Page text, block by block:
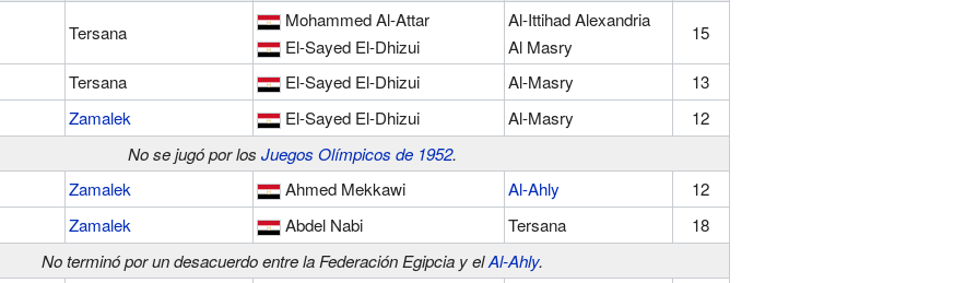
Tersana
Mohammed Al-Attar
El-Sayed El-Dhizui
Al-Ittihad Alexandria
Al Masry
15
Tersana El-Sayed El-Dhizui Al-Masry
13
Zamalek El-Sayed El-Dhizui Al-Masry
12
No se jugó por losJuegos Olímpicos de 1952.
Zamalek Ahmed Mekkawi Al-Ahly
12
Zamalek Abdel Nabi Tersana
18
No terminó por un desacuerdo entre la Federación Egipcia y elAl-Ahly.